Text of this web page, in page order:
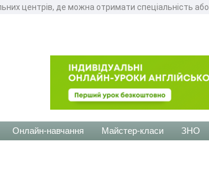
центрів, де можна отримати спеціальність
Онлайн-навчання Майстер-класи ЗНО